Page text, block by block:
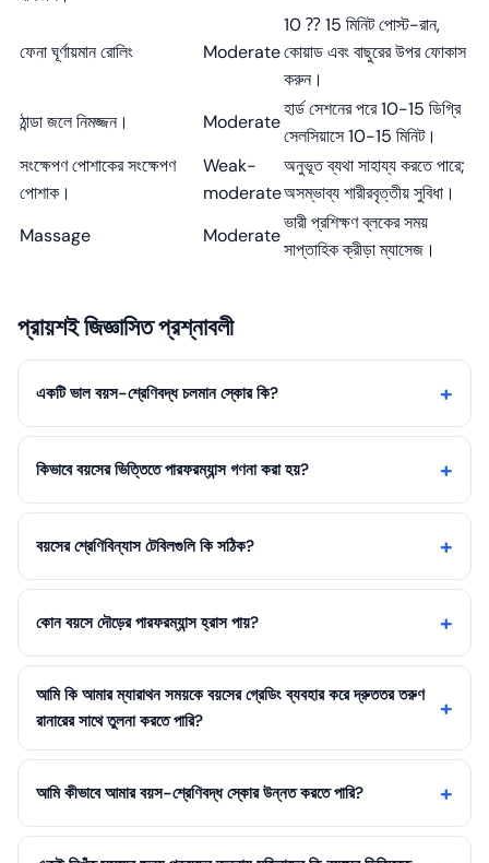
ফেনা ঘূর্ণায়মান রোলিং Moderate
10 ⁇ 15 মিনিট পোস্ট-রান,
কোয়াড এবং বাছুরের উপর ফোকাস
করুন।
ঠান্ডা জলে নিমজ্জন।
Moderate
হার্ড সেশনের পরে 10-15 ডিগ্রি
সেলসিয়াসে 10-15 মিনিট।
সংক্ষেপণ পোশাকের সংক্ষেপণ
পোশাক।
Weak-
moderate
অনুভূত ব্যথা সাহায্য করতে পারে;
অসম্ভাব্য শারীরবৃত্তীয় সুবিধা।
Massage
Moderate
ভারী প্রশিক্ষণ ব্লকের সময়
সাপ্তাহিক ক্রীড়া ম্যাসেজ।
প্রায়শই জিজ্ঞাসিত প্রশ্নাবলী
একটি ভাল বয়স-শ্রেণিবদ্ধ চলমান স্কোর কি?
কিভাবে বয়সের ভিত্তিতে পারফরম্যান্স গণনা করা হয়?
বয়সের শ্রেণিবিন্যাস টেবিলগুলি কি সঠিক?
কোন বয়সে দৌড়ের পারফরম্যান্স হ্রাস পায়?
আমি কি আমার ম্যারাথন সময়কে বয়সের গ্রেডিং ব্যবহার করে দ্রুততর তরুণ
রানারের সাথে তুলনা করতে পারি?
আমি কীভাবে আমার বয়স-শ্রেণিবদ্ধ স্কোর উন্নত করতে পারি?